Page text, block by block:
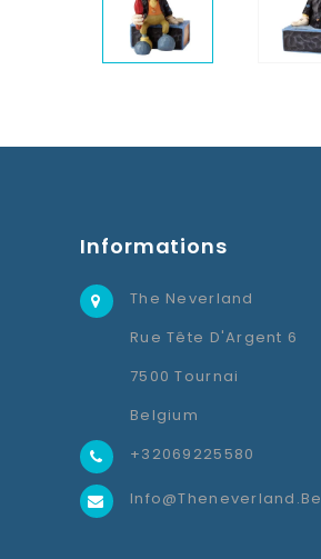
Informations
The Neverland
Rue Tête D'Argent 6
7500 Tournai
Belgium
+32069225580
Info@theneverland.be